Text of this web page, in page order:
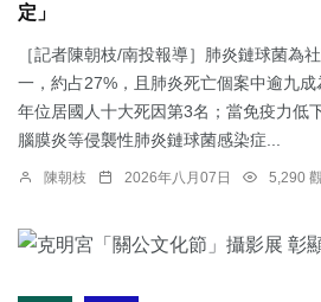
定」
［記者陳朝枝/南投報導］肺炎鏈球菌為
一，約占27%，且肺炎死亡個案中逾九
年位居國人十大死因第3名；當免疫力低
腦膜炎等侵襲性肺炎鏈球菌感染症...
陳朝枝 2026年八月07日 5,290